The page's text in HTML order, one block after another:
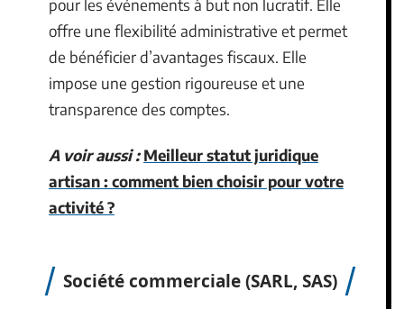
pour les événements à but non lucratif. Elle
offre une flexibilité administrative et permet
de bénéficier d’avantages fiscaux. Elle
impose une gestion rigoureuse et une
transparence des comptes.
A voir aussi : Meilleur statut juridique
artisan : comment bien choisir pour votre
activité ?
Société commerciale (SARL, SAS)